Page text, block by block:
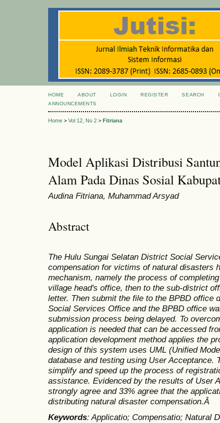
HOME ABOUT LOGIN REGISTER SEARCH
ANNOUNCEMENTS
Home > Vol 12, No 2 > Fitriana
Model Aplikasi Distribusi
Alam Pada Dinas Sosial
Audina Fitriana, Muhammad Arsyad
Abstract
The Hulu Sungai Selatan District Social
compensation for victims of natural disasters
mechanism, namely the process of
village head's office, then to the sub-district
letter. Then submit the file to the BPBD office
Social Services Office and the BPBD office
submission process being delayed. To
application is needed that can be accessed
application development method applies the
design of this system uses UML (Unified
database and testing using User Acceptance.
simplify and speed up the process of
assistance. Evidenced by the results of User
strongly agree and 33% agree that the
distributing natural disaster compensation.Â
Keywords: Applicatio; Compensatio; Natural